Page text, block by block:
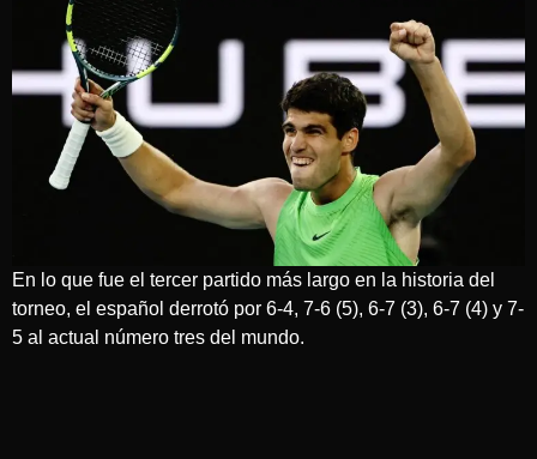
En lo que fue el tercer partido más largo en la historia del
torneo, el español derrotó por 6-4, 7-6 (5), 6-7 (3), 6-7 (4) y 7-
5 al actual número tres del mundo.